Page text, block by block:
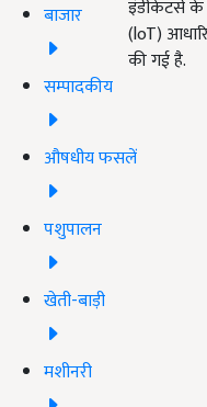
बाजार
सम्पादकीय
औषधीय फसलें
पशुपालन
खेती-बाड़ी
मशीनरी
इंडीकेटर्स
(loT)
की गई है.